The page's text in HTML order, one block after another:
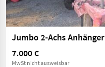
Jumbo 2-Achs Anhänger
7.000 €
MwSt nicht ausweisbar